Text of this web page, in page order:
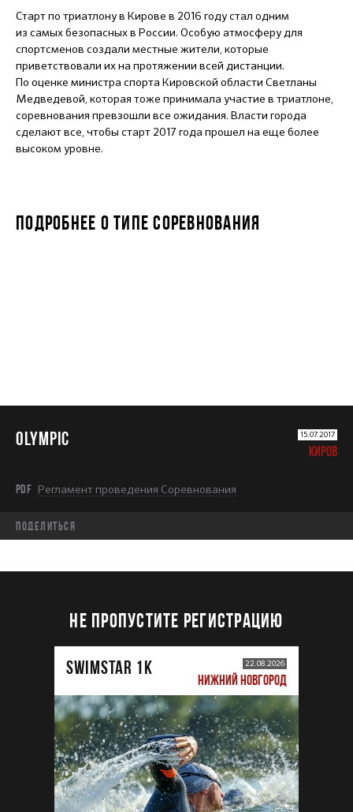
Старт по триатлону в Кирове в 2016 году стал одним
из самых безопасных в России. Особую атмосферу для
спортсменов создали местные жители, которые
приветствовали их на протяжении всей дистанции.
По оценке министра спорта Кировской области Светланы
Медведевой, которая тоже принимала участие в триатлоне,
соревнования превзошли все ожидания. Власти города
сделают все, чтобы старт 2017 года прошел на еще более
высоком уровне.
ПОДРОБНЕЕ О ТИПЕ СОРЕВНОВАНИЯ
OLYMPIC 15.07.2017
КИРОВ
PDF Регламент проведения Соревнования
Поделиться
НЕ ПРОПУСТИТЕ РЕГИСТРАЦИЮ
SWIMSTAR 1K 22.08.2026
НИЖНИЙ НОВГОРОД